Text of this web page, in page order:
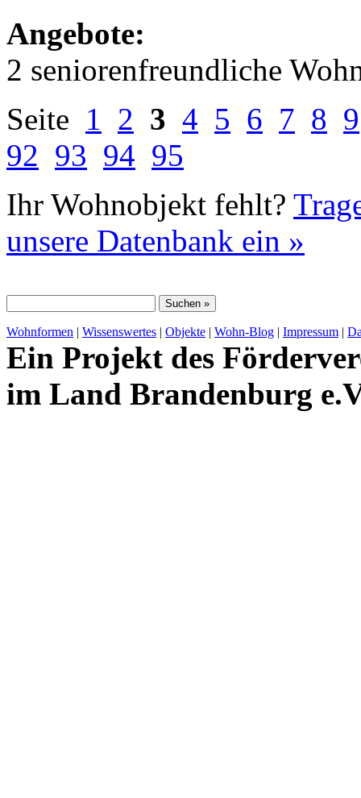
Angebote:
2 seniorenfreundliche
Seite 1 2 3 4 5 6 7 8 9
92 93 94 95
Ihr Wohnobjekt fehlt?
unsere Datenbank ein »
Wohnformen | Wissenswertes | Objekte | Wohn-Blog | Impressum |
Ein Projekt des
im Land Brandenburg